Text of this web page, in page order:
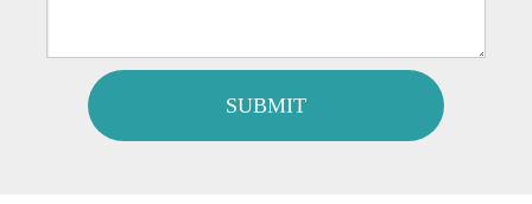
SUBMIT